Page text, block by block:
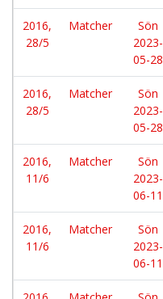
2016,
28/5
Matcher
Sön
2023-
05-28
2016,
28/5
Matcher
Sön
2023-
05-28
2016,
11/6
Matcher
Sön
2023-
06-11
2016,
11/6
Matcher
Sön
2023-
06-11